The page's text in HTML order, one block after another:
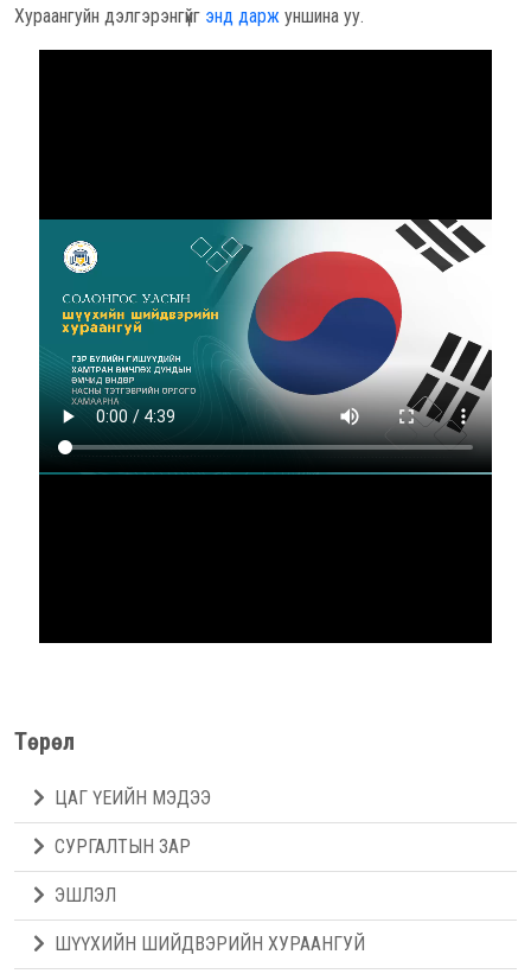
Хураангуйн дэлгэрэнгүйг энд дарж уншина уу.
Төрөл
ЦАГ ҮЕИЙН МЭДЭЭ
СУРГАЛТЫН ЗАР
ЭШЛЭЛ
ШҮҮХИЙН ШИЙДВЭРИЙН ХУРААНГУЙ